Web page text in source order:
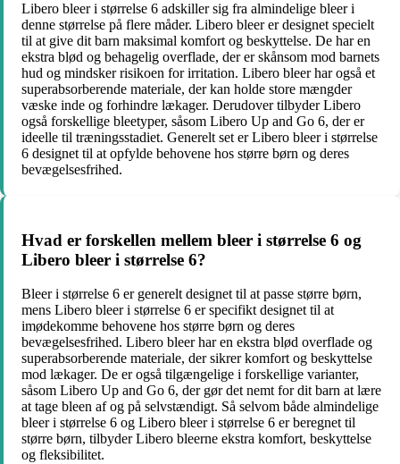
Libero bleer i størrelse 6 adskiller sig fra almindelige bleer i
denne størrelse på flere måder. Libero bleer er designet specielt
til at give dit barn maksimal komfort og beskyttelse. De har en
ekstra blød og behagelig overflade, der er skånsom mod barnets
hud og mindsker risikoen for irritation. Libero bleer har også et
superabsorberende materiale, der kan holde store mængder
væske inde og forhindre lækager. Derudover tilbyder Libero
også forskellige bleetyper, såsom Libero Up and Go 6, der er
ideelle til træningsstadiet. Generelt set er Libero bleer i størrelse
6 designet til at opfylde behovene hos større børn og deres
bevægelsesfrihed.
Hvad er forskellen mellem bleer i størrelse 6 og
Libero bleer i størrelse 6?
Bleer i størrelse 6 er generelt designet til at passe større børn,
mens Libero bleer i størrelse 6 er specifikt designet til at
imødekomme behovene hos større børn og deres
bevægelsesfrihed. Libero bleer har en ekstra blød overflade og
superabsorberende materiale, der sikrer komfort og beskyttelse
mod lækager. De er også tilgængelige i forskellige varianter,
såsom Libero Up and Go 6, der gør det nemt for dit barn at lære
at tage bleen af og på selvstændigt. Så selvom både almindelige
bleer i størrelse 6 og Libero bleer i størrelse 6 er beregnet til
større børn, tilbyder Libero bleerne ekstra komfort, beskyttelse
og fleksibilitet.